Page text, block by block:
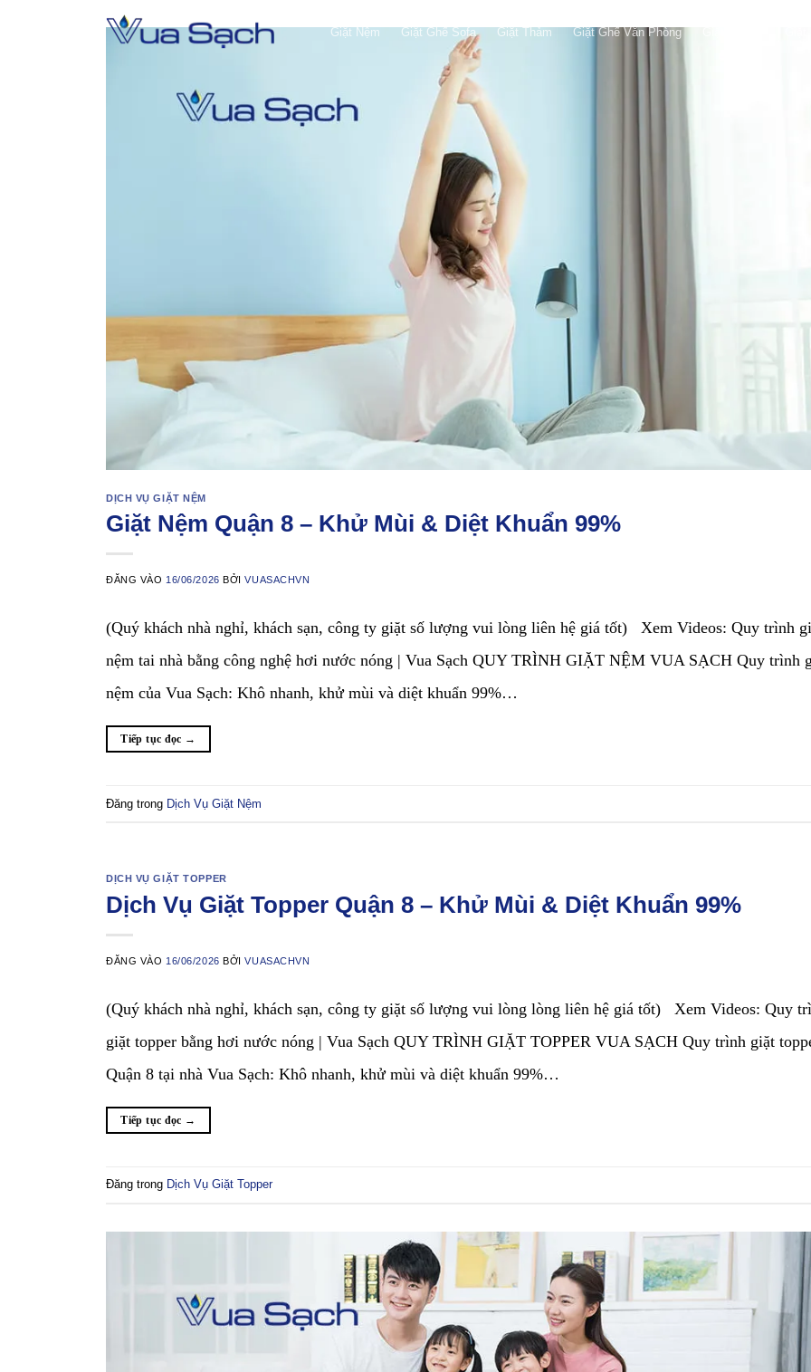
Giặt Nệm Giặt Ghế Sofa Giặt Thảm Giặt Ghế Văn Phòng
DỊCH VỤ GIẶT NỆM
Giặt Nệm Quận 8 – Khử Mùi & Diệt Khuẩn 99%
ĐĂNG VÀO 16/06/2026 BỞIVUASACHVN
(Quý khách nhà nghỉ, khách sạn, công ty giặt số lượng vui lòng liên hệ giá tốt) Xem Videos: Quy trình
nệm tai nhà bằng công nghệ hơi nước nóng | Vua Sạch QUY TRÌNH GIẶT NỆM VUA SẠCH Quy trình
nệm của Vua Sạch: Khô nhanh, khử mùi và diệt khuẩn 99%…
Tiếp tục đọc →
Đăng trong Dịch Vụ Giặt Nệm
DỊCH VỤ GIẶT TOPPER
Dịch Vụ Giặt Topper Quận 8 – Khử Mùi & Diệt Khuẩn 99%
ĐĂNG VÀO 16/06/2026 BỞIVUASACHVN
(Quý khách nhà nghỉ, khách sạn, công ty giặt số lượng vui lòng lòng liên hệ giá tốt) Xem Videos: Quy
giặt topper bằng hơi nước nóng | Vua Sạch QUY TRÌNH GIẶT TOPPER VUA SẠCH Quy trình giặt
Quận 8 tại nhà Vua Sạch: Khô nhanh, khử mùi và diệt khuẩn 99%…
Tiếp tục đọc →
Đăng trong Dịch Vụ Giặt Topper